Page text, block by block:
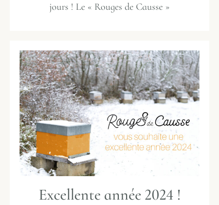
jours ! Le « Rouges de Causse »
Excellente année 2024 !